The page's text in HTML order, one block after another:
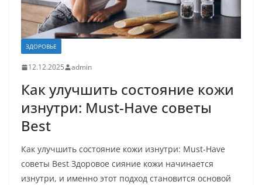
ЗДОРОВЬЕ
12.12.2025 admin
Как улучшить состояние кожи
изнутри: Must-Have советы
Best
Как улучшить состояние кожи изнутри: Must-Have
советы Best Здоровое сияние кожи начинается
изнутри, и именно этот подход становится основой